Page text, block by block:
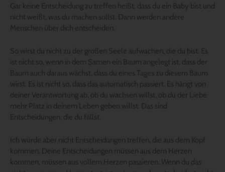
Gar keine Entscheidung zu treffen heißt, dass du ein Baby bist und
nicht weißt, was du machen sollst. Dann werden andere
Menschen über dich entscheiden.
So wirst du nicht zu der großen Seele aufwachen, die du bist. Es
ist nicht so, wenn in dem Samen ein Baum angelegt ist, dass der
Baum auch daraus wächst, dass du eines Tages zu diesem Baum
wirst. Es ist nicht so, dass das automatisch passiert. Es hängt von
deiner Verantwortung ab, ob du wachsen willst, ob du der Liebe
mehr Platz in deinem Leben geben willst. Das sind
Entscheidungen, die du fällst.
Ich würde aber nicht Entscheidungen treffen, die aus dem Kopf
kommen. Deine Entscheidungen müssen aus dem Herzen
kommen, müssen aus vollem Herzen passieren. Wenn du das